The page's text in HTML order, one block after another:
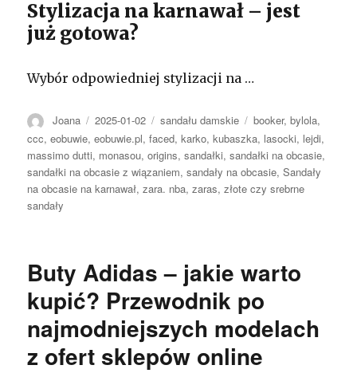
Stylizacja na karnawał – jest
już gotowa?
Wybór odpowiedniej stylizacji na …
Autor
Joana Opublikowano
2025-01-02 Kategorie
sandału damskie Tagi
booker,bylola,
ccc,eobuwie,eobuwie.pl,faced,karko,kubaszka, lasocki, lejdi,
massimo dutti, monasou,origins,sandałki,sandałki na obcasie,
sandałki na obcasie z wiązaniem,sandały na obcasie,Sandały
na obcasie na karnawał,zara. nba,zaras,złote czy srebrne
sandały
Buty Adidas – jakie warto
kupić? Przewodnik po
najmodniejszych modelach
z ofert sklepów online